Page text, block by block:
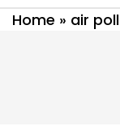
Home » air